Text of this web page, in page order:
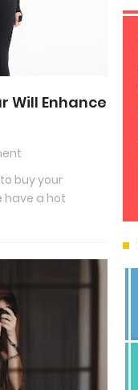
Will Enhance
buy your
have a hot